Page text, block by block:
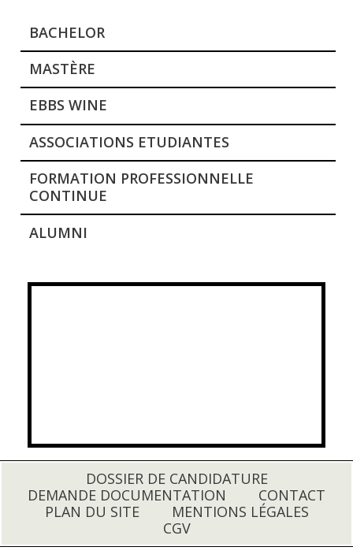
BACHELOR
MASTÈRE
EBBS WINE
ASSOCIATIONS ETUDIANTES
FORMATION PROFESSIONNELLE
CONTINUE
ALUMNI
DOSSIER DE CANDIDATURE
DEMANDE DOCUMENTATION
CONTACT
PLAN DU SITE
MENTIONS LÉGALES
CGV